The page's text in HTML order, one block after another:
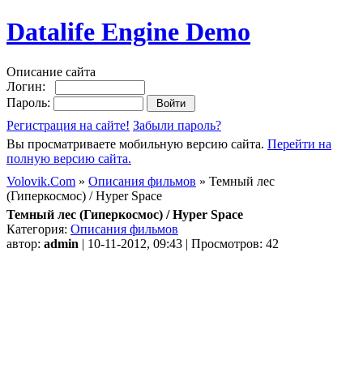
Datalife Engine Demo
Описание сайта
Логин:
Пароль:
Регистрация на сайте! Забыли пароль?
Вы просматриваете мобильную версию сайта. Перейти на
полную версию сайта.
Volovik.Com » Описания фильмов » Темный лес
(Гиперкосмос) / Hyper Space
Темный лес (Гиперкосмос) / Hyper Space
Категория: Описания фильмов
автор: admin | 10-11-2012, 09:43 | Просмотров: 42